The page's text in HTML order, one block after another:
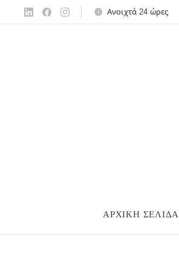
Ανοιχτά 24 ώρες
ΑΡΧΙΚΉ ΣΕΛΊΔΑ